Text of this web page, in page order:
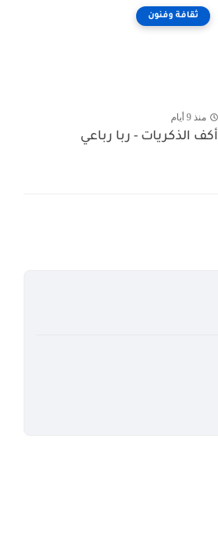
ثقافة وفنون
منذ 9 أيام
أكف الذكريات - ربا رباعي